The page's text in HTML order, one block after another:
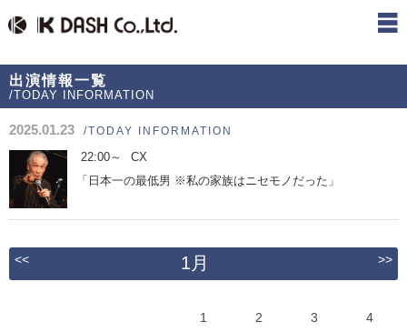
出演情報一覧
/TODAY INFORMATION
2025.01.23 /TODAY INFORMATION
22:00～
CX
「日本一の最低男 ※私の家族はニセモノだった」
<< 1月 >>
1 2 3 4